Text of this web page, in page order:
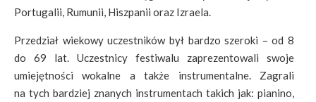
Portugalii, Rumunii, Hiszpanii oraz Izraela.
Przedział wiekowy uczestników był bardzo szeroki – od 8
do 69 lat. Uczestnicy festiwalu zaprezentowali swoje
umiejętności wokalne a także instrumentalne. Zagrali
na tych bardziej znanych instrumentach takich jak: pianino,